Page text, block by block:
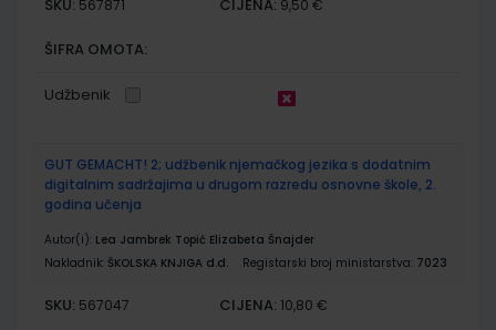
SKU: 567871 CIJENA: 9,50 €
ŠIFRA OMOTA:
Udžbenik
GUT GEMACHT! 2; udžbenik njemačkog jezika s dodatnim
digitalnim sadržajima u drugom razredu osnovne škole, 2.
godina učenja
Autor(i): Lea Jambrek Topić Elizabeta Šnajder
Nakladnik: ŠKOLSKA KNJIGA d.d. Registarski broj ministarstva: 7023
SKU: 567047 CIJENA: 10,80 €